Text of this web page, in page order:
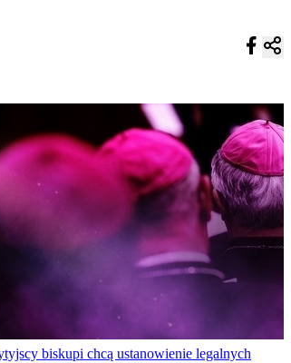
biskupi chcą ustanowienie legalnych